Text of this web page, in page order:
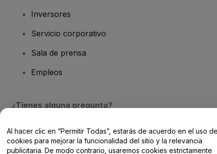
Inversores
Servicio corporativo
Sala de prensa
Empleos
¿Tienes alguna pregunta?
Centro de Ayuda / Contacto
Al hacer clic en “Permitir Todas”, estarás de acuerdo en el uso
cookies para mejorar la funcionalidad del sitio y la relevancia
publicitaria. De modo contrario, usaremos cookies estrictamente